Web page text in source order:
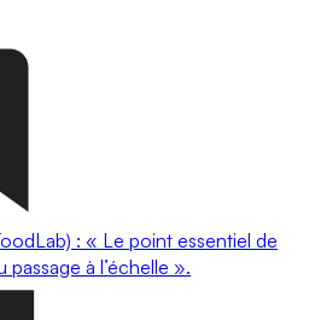
: « Le point essentiel de
à l’échelle ».